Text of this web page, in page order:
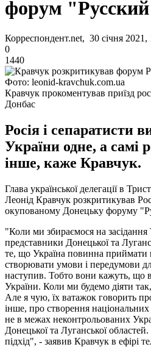
форум
Корреспондент.net, 30 січня 2021,
0
1440
Фото: leonid-kravchuk.com.ua
Кравчук прокоментував приїзд
Донбас
Росія і сепаратисти
України одне, а самі
інше, каже Кравчук.
Глава української делегації в
Леонід Кравчук розкритикував
окупованому Донецьку форуму
"Коли ми збираємося на засідання
представники Донецької та
те, що Україна повинна приймати
створювати умови і передумови
наступив. Тобто вони кажуть, що
України. Коли ми будемо діяти
Але я чую, їх ватажок говорить
інше, про створення національних
не в межах неконтрольованих
Донецької та Луганської
підхід", - заявив Кравчук в ефірі